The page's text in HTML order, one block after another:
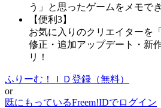
う」と思ったゲームをメモで
【便利3】
お気に入りのクリエイターを
修正・追加アップデート・新
リ！
ふりーむ！ＩＤ登録（無料）
or
既にもっているFreem!IDでログイン